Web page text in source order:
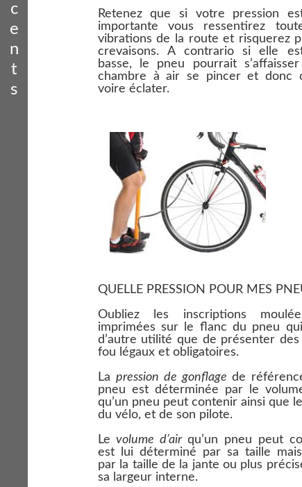
c
e
n
t
s
Retenez que si votre pression
importante vous ressentirez
vibrations de la route et risquerez
crevaisons. A contrario si elle
basse, le pneu pourrait
chambre à air se pincer et donc
voire éclater.
QUELLE PRESSION POUR MES
Oubliez les inscriptions
imprimées sur le ﬂanc du pneu qui
d’autre utilité que de présenter des
fou légaux et obligatoires.
La pression de gonﬂage de
pneu est déterminée par le
qu’un pneu peut contenir ainsi que
du vélo, et de son pilote.
Le volume d’air qu’un pneu peut
est lui déterminé par sa taille
par la taille de la jante ou plus
sa largeur interne.